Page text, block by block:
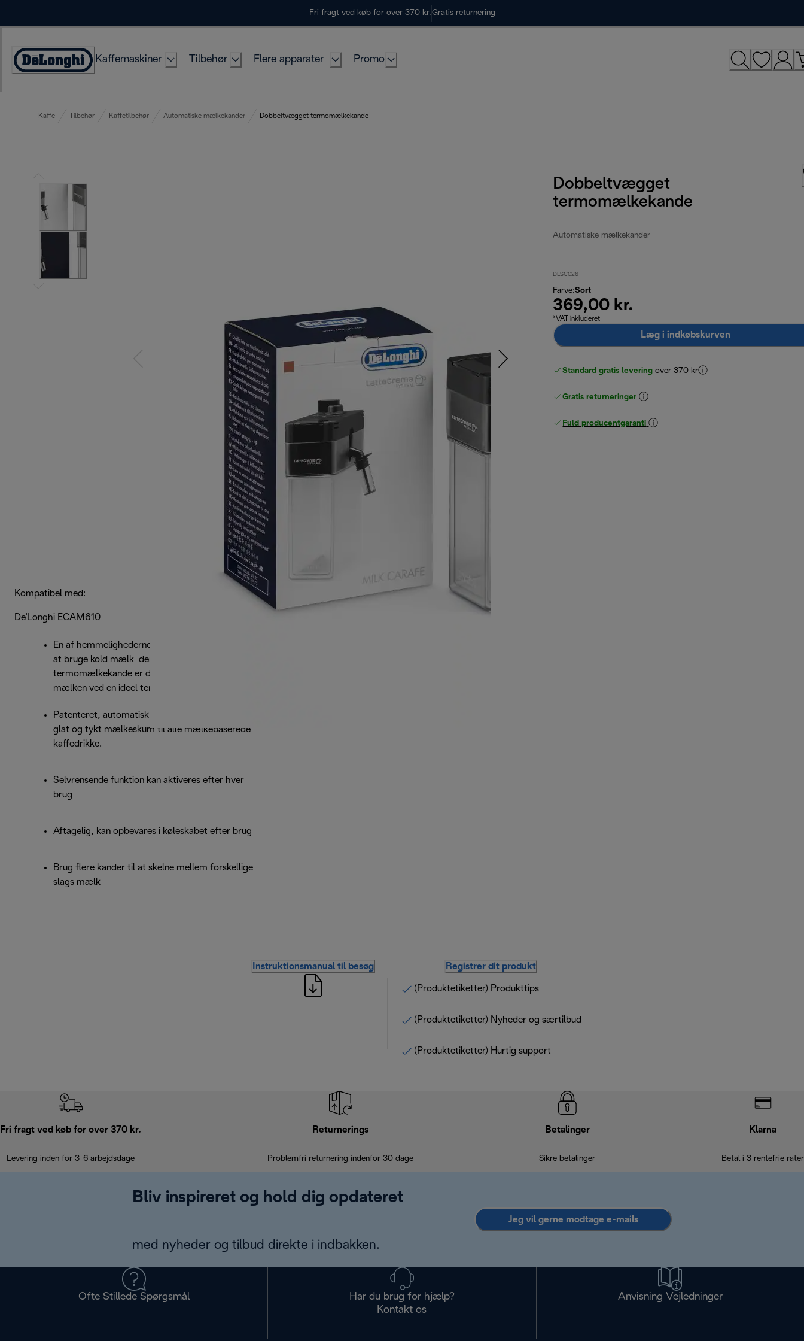
Fri fragt ved køb for over 370 kr.Gratis returnering
Accessibility
Kaffemaskiner Tilbehør Flere apparater Promo
Kaffe Tilbehør Kaffetilbehør Automatiske mælkekander Dobbeltvægget termomælkekande
Dobbeltvægget
termomælkekande
Automatiske mælkekander
DLSC026
Farve:Sort
369,00 kr.
*VAT inkluderet
Læg i indkøbskurven
Standard gratis levering over 370 kr
Gratis returneringer
Fuld producentgaranti
Kompatibel med:
De'Longhi ECAM610
En af hemmelighederne bag at lave flot skum er
at bruge kold mælk den nye dobbeltvæggede
termomælkekande er designet til at holde
mælken ved en ideel temperatur i længere tid.
Patenteret, automatisk skumningssystem giver
glat og tykt mælkeskum til alle mælkebaserede
kaffedrikke.
Selvrensende funktion kan aktiveres efter hver
brug
Aftagelig, kan opbevares i køleskabet efter brug
Brug flere kander til at skelne mellem forskellige
slags mælk
Instruktionsmanual til besøg Registrer dit produkt
(Produktetiketter) Produkttips
(Produktetiketter) Nyheder og særtilbud
(Produktetiketter) Hurtig support
Fri fragt ved køb for over 370 kr.
Levering inden for 3-6 arbejdsdage
Returnerings
Problemfri returnering indenfor 30 dage
Betalinger
Sikre betalinger
Klarna
Betal i 3 rentefrie rater
Bliv inspireret og hold dig opdateret
med nyheder og tilbud direkte i indbakken.
Jeg vil gerne modtage e-mails
Ofte Stillede Spørgsmål
Har du brug for hjælp?
Kontakt os
Anvisning Vejledninger